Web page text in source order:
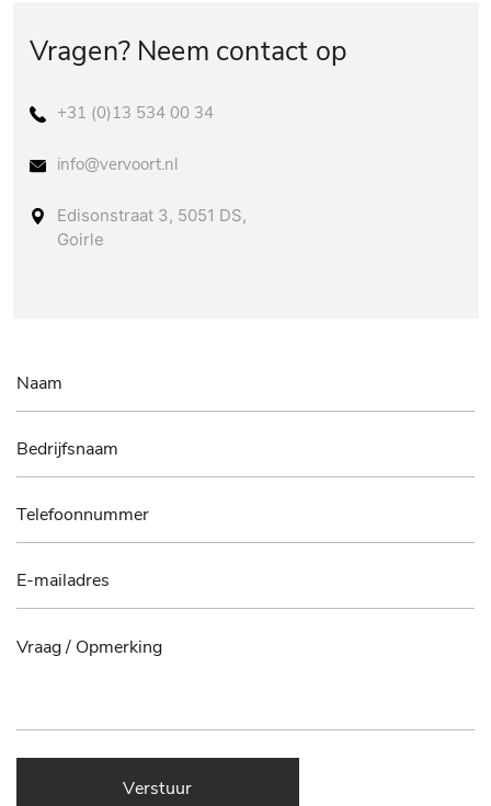
Vragen? Neem contact op
+31 (0)13 534 00 34
info@vervoort.nl
Edisonstraat 3, 5051 DS,
Goirle
Verstuur